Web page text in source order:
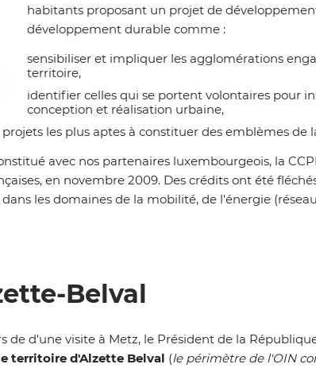
image
habitants proposant un projet de
développement durable comme :
sensibiliser et impliquer les agglomérations
territoire,
identifier celles qui se portent volontaires pour
conception et réalisation urbaine,
les plus aptes à constituer des emblèmes de
avec nos partenaires luxembourgeois, la
en novembre 2009. Des crédits ont été
les domaines de la mobilité, de l'énergie
Belval
de d'une visite à Metz, le Président de la
territoire d'Alzette Belval (le périmètre de l'OIN